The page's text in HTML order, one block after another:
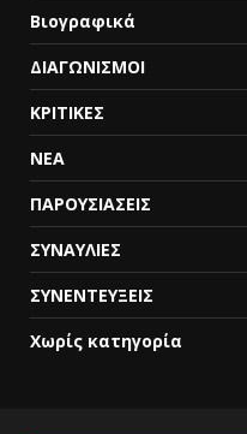
Βιογραφικά
ΔΙΑΓΩΝΙΣΜΟΙ
ΚΡΙΤΙΚΕΣ
ΝΕΑ
ΠΑΡΟΥΣΙΑΣΕΙΣ
ΣΥΝΑΥΛΙΕΣ
ΣΥΝΕΝΤΕΥΞΕΙΣ
Χωρίς κατηγορία